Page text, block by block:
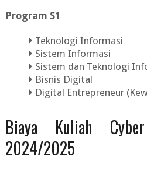
Program S1
Teknologi Informasi
Sistem Informasi
Sistem dan Teknologi
Bisnis Digital
Digital Entrepreneur
Biaya Kuliah
2024/2025